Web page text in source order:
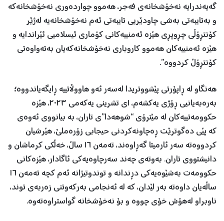
گەیەندرایە نەخۆشخانەی فەجر، هەموو چواردەوری نەخۆشخانەکە
و بەتایبەتی بەشی چاودێریی تایبەتی ئەم نەخۆشخانەیە لەژێر
کۆنتڕۆڵی چڕوپڕی هێزە ئەمنییەکانی کۆماری ئیسلامیی ئێراندایە و
هێزە ئەمنییەکان هەموو کاروباری نەخۆشخانەکەیان بەتەواوەتی
کۆنتڕۆڵ کردووە”.
هەنگاو لە ڕاپۆرتی پێشووتریدا لەسەر ئەو هاووڵاتییە ڕایگەیاندووە؛
بەرەبەیانیی ڕۆژی یەکشەم، ١ی تشرینی یەکەمی ٢٠٢٣، هێزە
حکوومەتییەکان لە مێترۆی “شوهەدا”ی تاران، بە بیانووی ئەوەی
کە پێی دەگوترێت ڕەچاونەکردنی حیجابی زۆرەملێ، هێرشیان
کردووەتە سەر ئارمیتا گەڕاوەند، تەمەن ١٦ ساڵ، خەڵکی کرماشان و
دانیشتووی تاران. بەوتەی چەند سەرچاوەیەکی ئاگادار، هێزەکانی
حکوومەت بەشێوەیەکی دڕندانە و توندوتیژانە ئەم کچە تەمەن ١٦
ساڵەیان داوەتە بەر لێدان، کە لە ئەنجامی بەرکەوتنی زەربەی توند،
ناوبراو لەهۆش خۆی چووە و بۆ نەخۆشخانە گواستراوەتەوە.